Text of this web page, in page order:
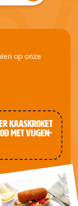
op onze
KAASKROKET
MET VIJGEN-